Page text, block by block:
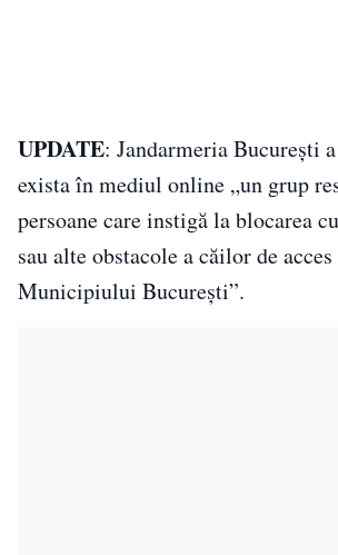
UPDATE: Jandarmeria Bucureşti
exista în mediul online „un grup
persoane care instigă la blocarea
sau alte obstacole a căilor de
Municipiului Bucureşti”.